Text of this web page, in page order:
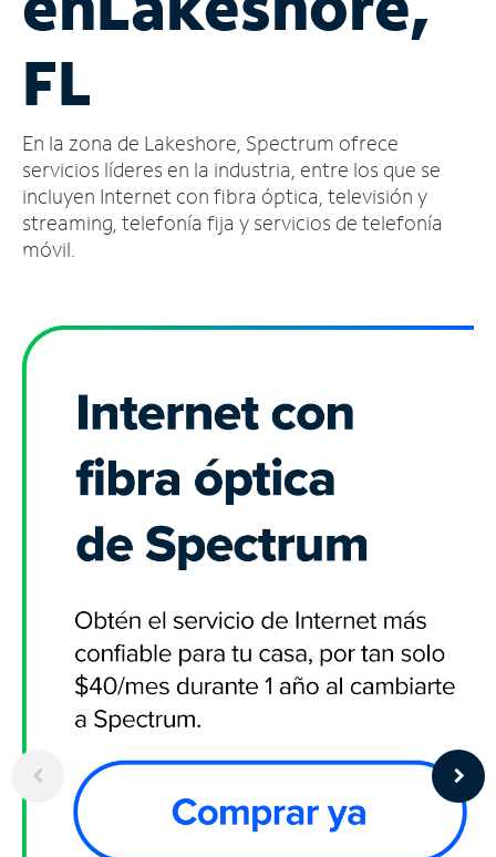
cuenta
Encuentra
tienda
FL
En la zona de Lakeshore, Spectrum ofrece
servicios líderes en la industria, entre los que se
incluyen Internet con fibra óptica, televisión y
streaming, telefonía fija y servicios de telefonía
móvil.